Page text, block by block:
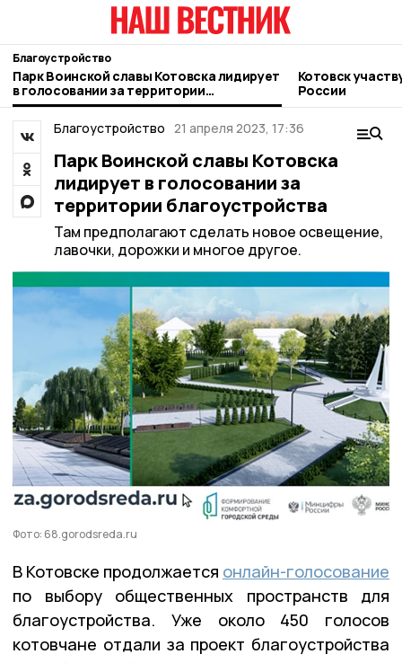
Благоустройство
Парк Воинской славы Котовска лидирует
в голосовании за территории
благоустройства
Котовск
России
Благоустройство 21 апреля 2023, 17:36
Парк Воинской славы Котовска
лидирует в голосовании за
территории благоустройства
Там предполагают сделать новое освещение,
лавочки, дорожки и многое другое.
Фото: 68.gorodsreda.ru
В Котовске продолжается онлайн-голосование
по выбору общественных пространств для
благоустройства. Уже около 450 голосов
котовчане отдали за проект благоустройства